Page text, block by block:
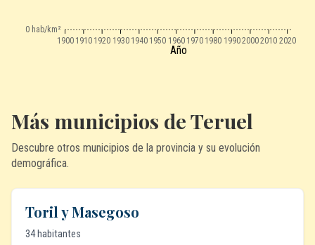
1900 1910 1920 1930 1940 1950 1960 1970 1980 199020002010 2020
0 hab/km²
Año
Más municipios de Teruel
Descubre otros municipios de la provincia y su evolución
demográfica.
Toril y Masegoso
34 habitantes